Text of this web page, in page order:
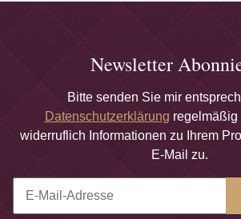
Newsletter
Bitte senden Sie mir
Datenschutzerklärung regelmäßig
widerruflich Informationen zu Ihrem
E-Mail zu.